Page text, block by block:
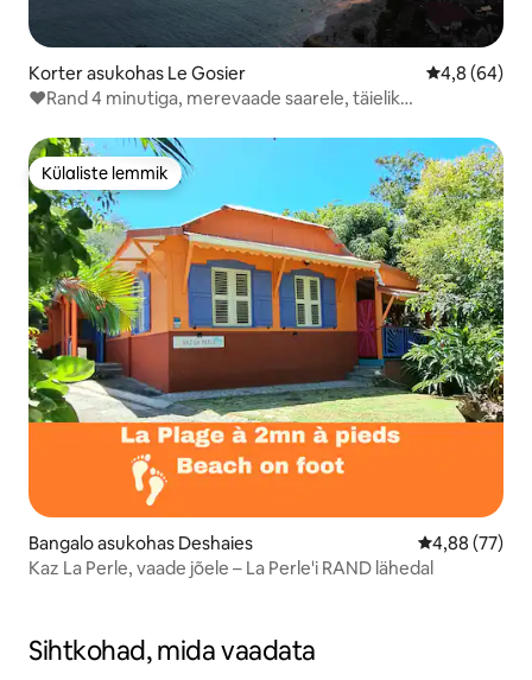
Korter asukohas Le Gosier Keskmine
4,8 (64)
❤Rand 4 minutiga, merevaade saarele, täielik
Külaliste lemmik
Külaliste lemmik
Bangalo asukohas Deshaies Keskmine
4,88 (77)
Kaz La Perle, vaade jõele – La Perle'i RAND lähedal
Sihtkohad, mida vaadata